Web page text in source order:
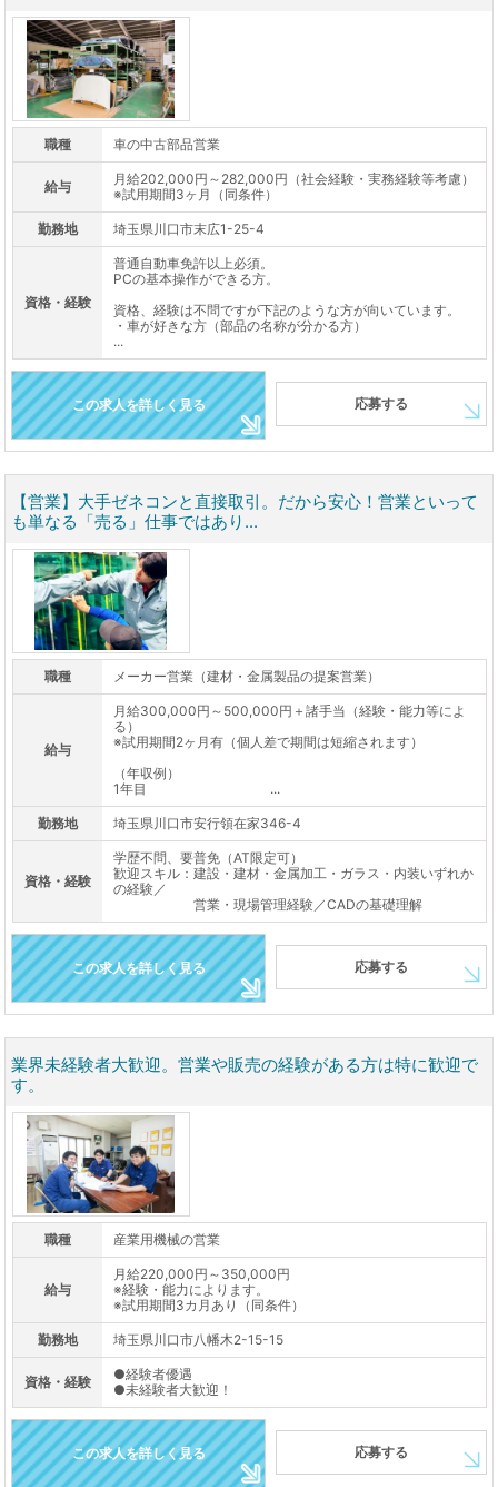
職種 車の中古部品営業
給与
月給202,000円～282,000円（社会経験・実務経験等考慮）
※試用期間3ヶ月（同条件）
勤務地 埼玉県川口市末広1-25-4
資格・経験
普通自動車免許以上必須。
PCの基本操作ができる方。
資格、経験は不問ですが下記のような方が向いています。
・車が好きな方（部品の名称が分かる方）
...
この求人を詳しく見る 応募する
【営業】大手ゼネコンと直接取引。だから安心！営業といって
も単なる「売る」仕事ではあり...
職種 メーカー営業（建材・金属製品の提案営業）
給与
月給300,000円～500,000円＋諸手当（経験・能力等によ
る）
※試用期間2ヶ月有（個人差で期間は短縮されます）
（年収例）
1年目 ...
勤務地 埼玉県川口市安行領在家346-4
資格・経験
学歴不問、要普免（AT限定可）
歓迎スキル：建設・建材・金属加工・ガラス・内装いずれか
の経験／
営業・現場管理経験／CADの基礎理解
この求人を詳しく見る 応募する
業界未経験者大歓迎。営業や販売の経験がある方は特に歓迎で
す。
職種 産業用機械の営業
給与
月給220,000円～350,000円
※経験・能力によります。
※試用期間3カ月あり（同条件）
勤務地 埼玉県川口市八幡木2-15-15
資格・経験
●経験者優遇
●未経験者大歓迎！
この求人を詳しく見る 応募する